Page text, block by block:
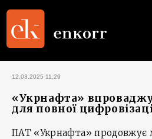
12.03.2025 11:29
«Укрнафта»
для повної
ПАТ «Укрнафта» продовжує